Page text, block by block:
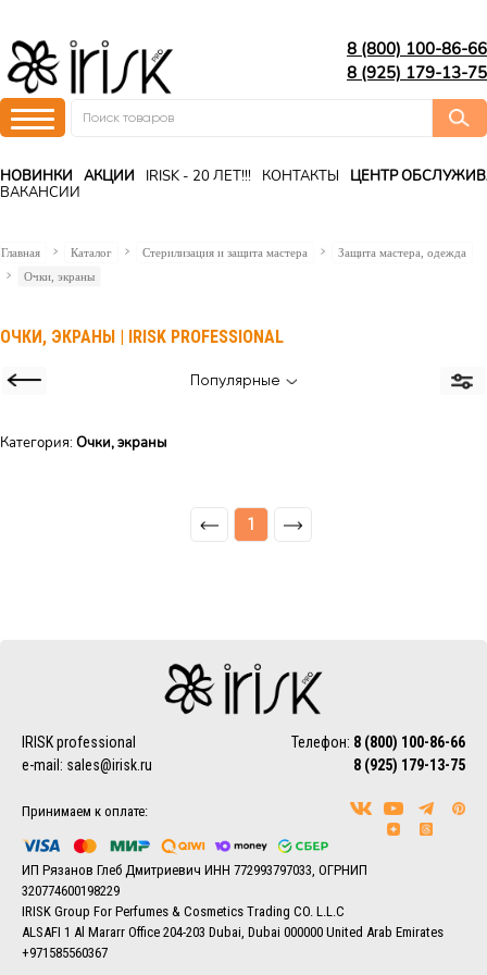
8 (800) 100-86-66
8 (925) 179-13-75
НОВИНКИ АКЦИИ IRISK - 20 ЛЕТ!!! КОНТАКТЫ
ЦЕНТР
ВАКАНСИИ
Главная Каталог Стерилизация и защита мастера
Защита мастера, одежда
Очки, экраны
ОЧКИ, ЭКРАНЫ | IRISK PROFESSIONAL
Популярные
Категория: Очки, экраны
1
IRISK professional Телефон: 8 (800) 100-86-66
8 (925) 179-13-75
e-mail: sales@irisk.ru
Принимаем к оплате:
ИП Рязанов Глеб Дмитриевич ИНН 772993797033, ОГРНИП
320774600198229
IRISK Group For Perfumes & Cosmetics Trading CO. L.L.C
ALSAFI 1 Al Mararr Office 204-203 Dubai, Dubai 000000 United Arab Emirates
+971585560367